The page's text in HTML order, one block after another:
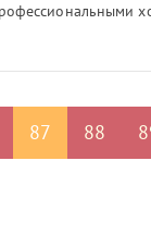
87 88